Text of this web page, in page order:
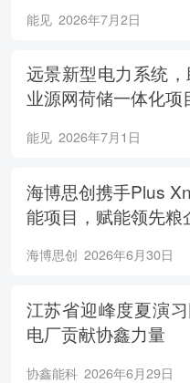
能见 2026年7月2日
远景新型电力系统
业源网荷储一体化项
能见 2026年7月1日
海博思创携手Plus
能项目，赋能领先粮
海博思创 2026年6月30日
江苏省迎峰度夏演
电厂贡献协鑫力量
协鑫能科 2026年6月29日